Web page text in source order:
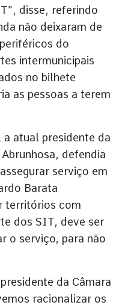
disse, referindo
não deixaram de
do
intermunicipais
no bilhete
as pessoas a terem
a atual presidente da
defendia
serviço em
Barata
territórios com
dos SIT, deve ser
o serviço, para não
da Câmara
racionalizar os